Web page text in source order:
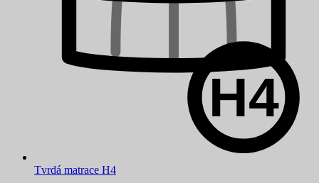
Tvrdá matrace H4